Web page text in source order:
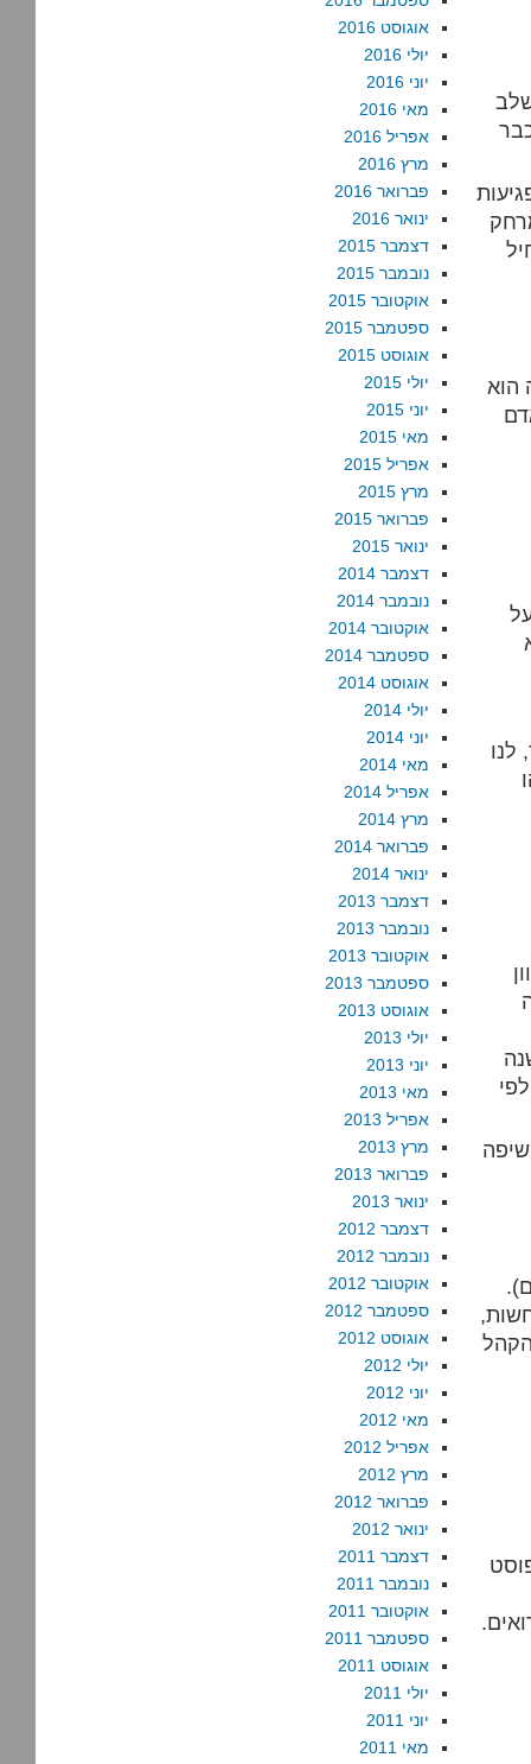
הוא
לנו
אוגוסט 2016
יולי 2016
יוני 2016
מאי 2016
אפריל 2016
מרץ 2016
פברואר 2016
ינואר 2016
דצמבר 2015
נובמבר 2015
אוקטובר 2015
ספטמבר 2015
אוגוסט 2015
יולי 2015
יוני 2015
מאי 2015
אפריל 2015
מרץ 2015
פברואר 2015
ינואר 2015
דצמבר 2014
נובמבר 2014
אוקטובר 2014
ספטמבר 2014
אוגוסט 2014
יולי 2014
יוני 2014
מאי 2014
אפריל 2014
מרץ 2014
פברואר 2014
ינואר 2014
דצמבר 2013
נובמבר 2013
אוקטובר 2013
ספטמבר 2013
אוגוסט 2013
יולי 2013
יוני 2013
מאי 2013
אפריל 2013
מרץ 2013
פברואר 2013
ינואר 2013
דצמבר 2012
נובמבר 2012
אוקטובר 2012
ספטמבר 2012
אוגוסט 2012
יולי 2012
יוני 2012
מאי 2012
אפריל 2012
מרץ 2012
פברואר 2012
ינואר 2012
דצמבר 2011
נובמבר 2011
אוקטובר 2011
ספטמבר 2011
אוגוסט 2011
יולי 2011
יוני 2011
מאי 2011